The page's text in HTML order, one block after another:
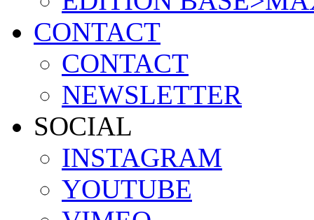
CONTACT
CONTACT
NEWSLETTER
SOCIAL
INSTAGRAM
YOUTUBE